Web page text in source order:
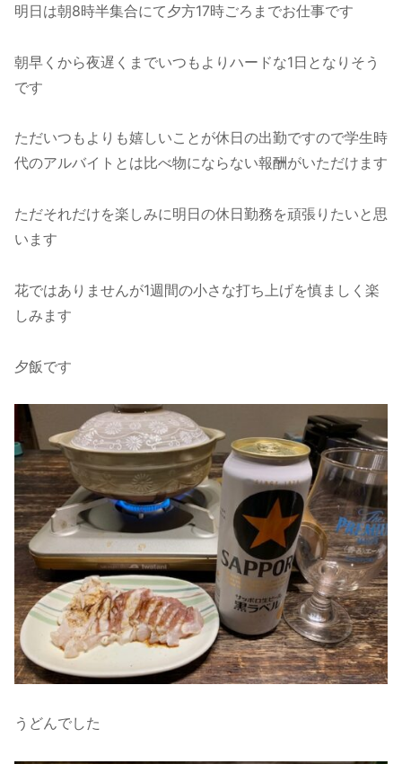
明日は朝8時半集合にて夕方17時ごろまでお仕事です
朝早くから夜遅くまでいつもよりハードな1日となりそう
です
ただいつもよりも嬉しいことが休日の出勤ですので学生時
代のアルバイトとは比べ物にならない報酬がいただけます
ただそれだけを楽しみに明日の休日勤務を頑張りたいと思
います
花ではありませんが1週間の小さな打ち上げを慎ましく楽
しみます
夕飯です
うどんでした